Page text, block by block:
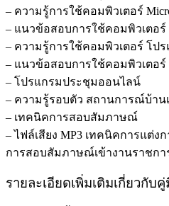
– ความรู้การใช้คอมพิวเตอร์
– แนวข้อสอบการใช้คอมพิวเตอร์
– ความรู้การใช้คอมพิวเตอร์ โปร
– แนวข้อสอบการใช้คอมพิวเตอร์
– โปรแกรมประชุมออนไลน์
– ความรู้รอบตัว สถานการณ์บ้าน
– เทคนิคการสอบสัมภาษณ์
– ไฟล์เสียง MP3 เทคนิคการแต่
การสอบสัมภาษณ์เข้างานราชกา
รายละเอียดเพิ่มเติมเกี่ยวกับ